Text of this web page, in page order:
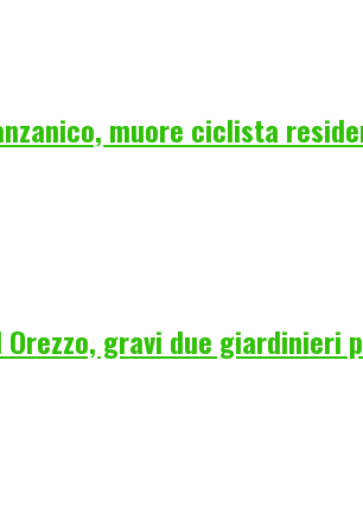
muore ciclista
gravi due giardinieri